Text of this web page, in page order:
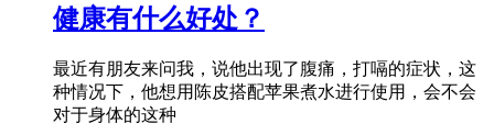
健康有什么好处？
最近有朋友来问我，说他出现了腹痛，打嗝的症状，这
种情况下，他想用陈皮搭配苹果煮水进行使用，会不会
对于身体的这种